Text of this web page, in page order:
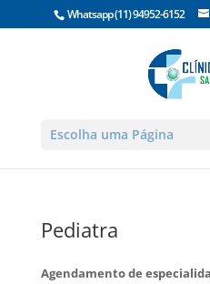
Whatsapp(11) 94952-6152
Escolha uma Página
Pediatra
Agendamento de